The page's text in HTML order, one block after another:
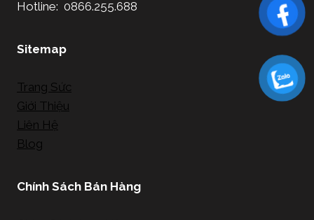
Hotline: 0866.255.688
Sitemap
Trang Sức
Giới Thiệu
Liên Hệ
Blog
Chính Sách Bán Hàng